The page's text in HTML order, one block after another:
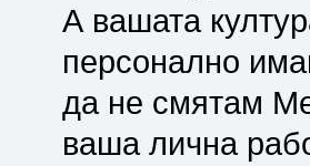
А вашата
персонално
да не смятам
ваша лична